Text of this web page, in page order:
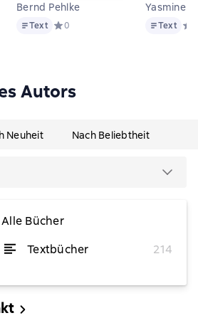
на основе 0 оценок
Bernd Pehlke
TextText Средний рейтинг 0 на основе 0
0 TextText
Autors
Neuheit Nach Beliebtheit
Alle Bücher
Textbücher
214
(Издатель)
von 9,99 €